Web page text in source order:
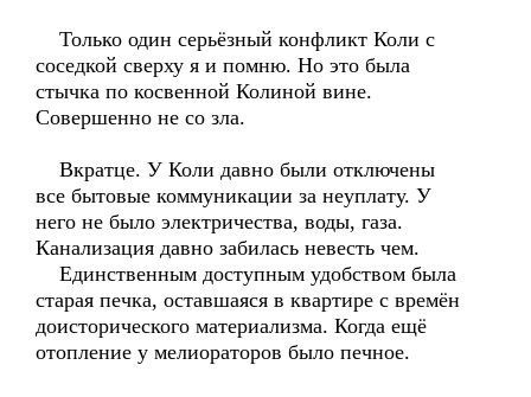
Только один серьёзный конфликт Коли с
соседкой сверху я и помню. Но это была
стычка по косвенной Колиной вине.
Совершенно не со зла.
Вкратце. У Коли давно были отключены
все бытовые коммуникации за неуплату. У
него не было электричества, воды, газа.
Канализация давно забилась невесть чем.
Единственным доступным удобством была
старая печка, оставшаяся в квартире с времён
доисторического материализма. Когда ещё
отопление у мелиораторов было печное.